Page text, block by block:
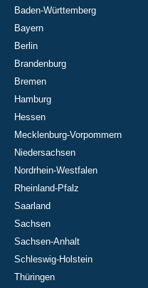
Baden-Württemberg
Bayern
Berlin
Brandenburg
Bremen
Hamburg
Hessen
Mecklenburg-Vorpommern
Niedersachsen
Nordrhein-Westfalen
Rheinland-Pfalz
Saarland
Sachsen
Sachsen-Anhalt
Schleswig-Holstein
Thüringen